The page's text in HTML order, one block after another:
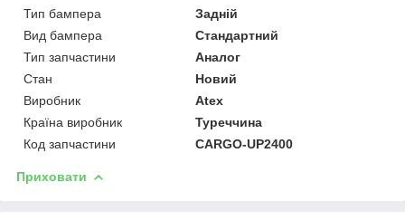
Тип бампера
Задній
Вид бампера
Стандартний
Тип запчастини
Аналог
Стан
Новий
Виробник
Atex
Країна виробник
Туреччина
Код запчастини
CARGO-UP2400
Приховати